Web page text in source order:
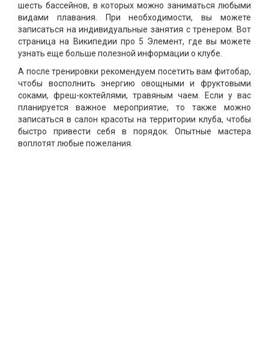
шесть бассейнов, в которых можно заниматься любыми
видами плавания. При необходимости, вы можете
записаться на индивидуальные занятия с тренером. Вот
страница на Википедии про 5 Элемент, где вы можете
узнать еще больше полезной информации о клубе.
А после тренировки рекомендуем посетить вам фитобар,
чтобы восполнить энергию овощными и фруктовыми
соками, фреш-коктейлями, травяным чаем. Если у вас
планируется важное мероприятие, то также можно
записаться в салон красоты на территории клуба, чтобы
быстро привести себя в порядок. Опытные мастера
воплотят любые пожелания.